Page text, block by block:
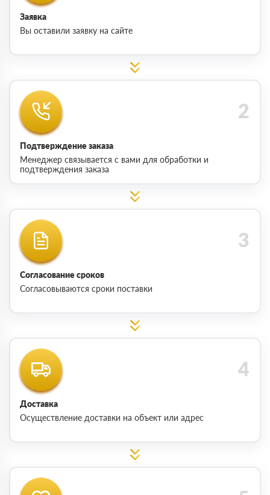
Заявка
Вы оставили заявку на сайте
Подтверждение заказа
Менеджер связывается с вами для обработки и
подтверждения заказа
Согласование сроков
Согласовываются сроки поставки
Доставка
Осуществление доставки на объект или адрес